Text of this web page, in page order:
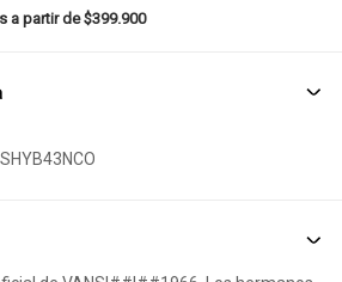
a partir de $399.900